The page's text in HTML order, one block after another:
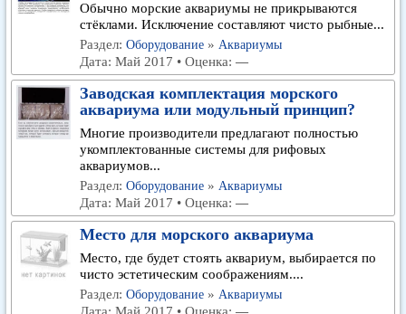
Обычно морские аквариумы не прикрываются
стёклами. Исключение составляют чисто рыбные...
Раздел: Оборудование » Аквариумы
Дата: Май 2017 • Оценка: —
Заводская комплектация морского
аквариума или модульный принцип?
Многие производители предлагают полностью
укомплектованные системы для рифовых
аквариумов...
Раздел: Оборудование » Аквариумы
Дата: Май 2017 • Оценка: —
Место для морского аквариума
Место, где будет стоять аквариум, выбирается по
чисто эстетическим соображениям....
Раздел: Оборудование » Аквариумы